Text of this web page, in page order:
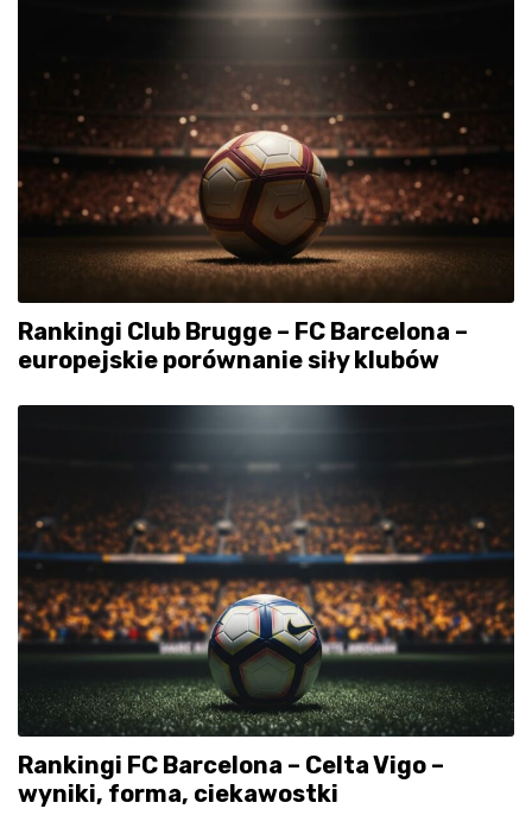
Rankingi Club Brugge – FC Barcelona –
europejskie porównanie siły klubów
Rankingi FC Barcelona – Celta Vigo –
wyniki, forma, ciekawostki